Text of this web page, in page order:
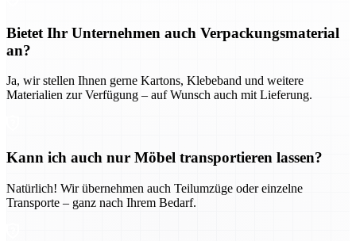
Bietet Ihr Unternehmen auch Verpackungsmaterial
an?
Ja, wir stellen Ihnen gerne Kartons, Klebeband und weitere
Materialien zur Verfügung – auf Wunsch auch mit Lieferung.
Kann ich auch nur Möbel transportieren lassen?
Natürlich! Wir übernehmen auch Teilumzüge oder einzelne
Transporte – ganz nach Ihrem Bedarf.